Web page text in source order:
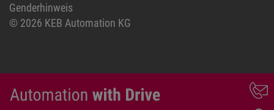
Genderhinweis
© 2026 KEB Automation KG